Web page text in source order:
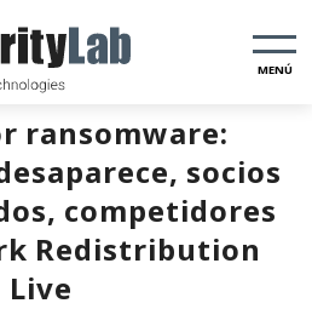
MENÚ
ransomware:
socios
competidores
Redistribution
Live